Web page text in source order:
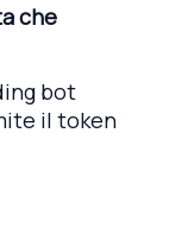
che
bot
il token